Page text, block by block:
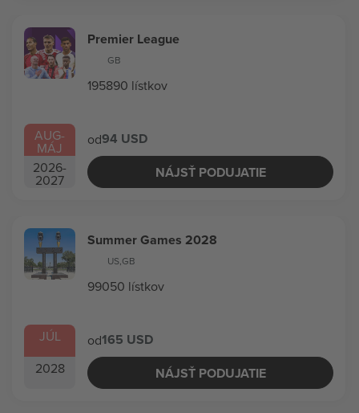
AUG-
MÁJ
2026-
2027
Premier League
GB
195890 lístkov
od94 USD
NÁJSŤ PODUJATIE
JÚL
2028
Summer Games 2028
US,GB
99050 lístkov
od165 USD
NÁJSŤ PODUJATIE